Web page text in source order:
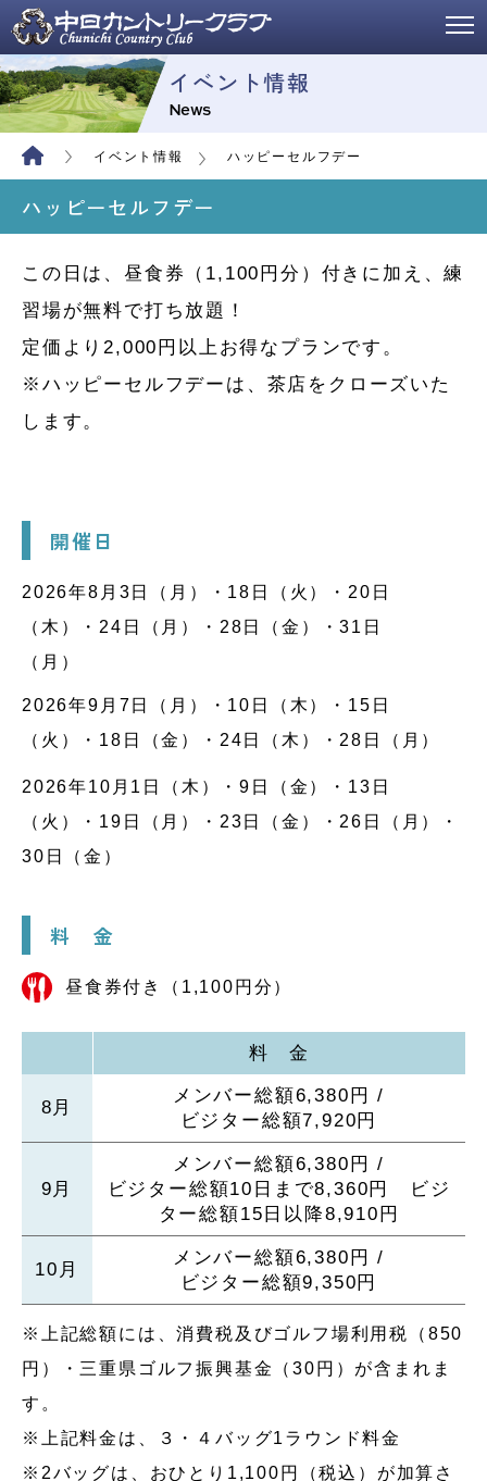
イベント情報
News
イベント情報 ハッピーセルフデー
ハッピーセルフデー
この日は、昼食券（1,100円分）付きに加え、練
習場が無料で打ち放題！
定価より2,000円以上お得なプランです。
※ハッピーセルフデーは、茶店をクローズいた
します。
開催日
2026年8月3日（月）・18日（火）・20日
（木）・24日（月）・28日（金）・31日
（月）
2026年9月7日（月）・10日（木）・15日
（火）・18日（金）・24日（木）・28日（月）
2026年10月1日（木）・9日（金）・13日
（火）・19日（月）・23日（金）・26日（月）・
30日（金）
料 金
昼食券付き（1,100円分）
料 金
8月
メンバー総額6,380円 /
ビジター総額7,920円
9月
メンバー総額6,380円 /
ビジター総額10日まで8,360円 ビジ
ター総額15日以降8,910円
10月
メンバー総額6,380円 /
ビジター総額9,350円
※上記総額には、消費税及びゴルフ場利用税（850
円）・三重県ゴルフ振興基金（30円）が含まれま
す。
※上記料金は、３・４バッグ1ラウンド料金
※2バッグは、おひとり1,100円（税込）が加算さ